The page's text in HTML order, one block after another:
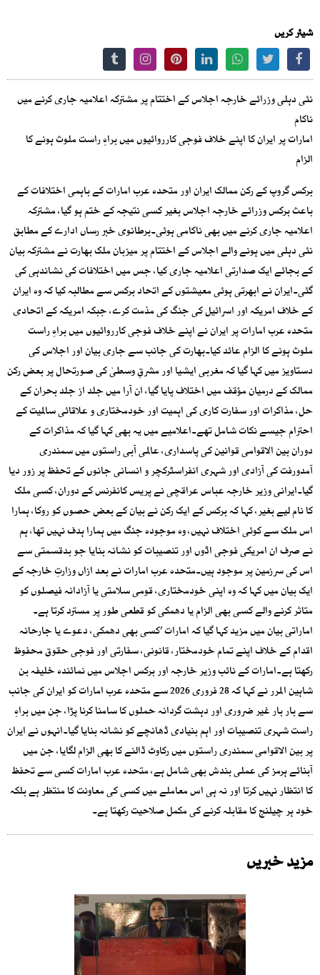
شیئر کریں
نئی دہلی وزرائے خارجہ اجلاس کے اختتام پر مشترکہ اعلامیہ جاری کرنے میں
ناکام
امارات پر ایران کا اپنے خلاف فوجی کارروائیوں میں براہِ راست ملوث ہونے کا
الزام
برکس گروپ کے رکن ممالک ایران اور متحدہ عرب امارات کے باہمی اختلافات کے
باعث برکس وزرائے خارجہ اجلاس بغیر کسی نتیجہ کے ختم ہو گیا، مشترکہ
اعلامیہ جاری کرنے میں بھی ناکامی ہوئی۔برطانوی خبر رساں ادارے کے مطابق
نئی دہلی میں ہونے والے اجلاس کے اختتام پر میزبان ملک بھارت نے مشترکہ بیان
کے بجائے ایک صدارتی اعلامیہ جاری کیا، جس میں اختلافات کی نشاندہی کی
گئی۔ایران نے ابھرتی ہوئی معیشتوں کے اتحاد برکس سے مطالبہ کیا کہ وہ ایران
کے خلاف امریکہ اور اسرائیل کی جنگ کی مذمت کرے، جبکہ امریکہ کے اتحادی
متحدہ عرب امارات پر ایران نے اپنے خلاف فوجی کارروائیوں میں براہِ راست
ملوث ہونے کا الزام عائد کیا۔بھارت کی جانب سے جاری بیان اور اجلاس کی
دستاویز میں کہا گیا کہ مغربی ایشیا اور مشرقِ وسطیٰ کی صورتحال پر بعض رکن
ممالک کے درمیان مؤقف میں اختلاف پایا گیا، ان آرا میں جلد از جلد بحران کے
حل، مذاکرات اور سفارت کاری کی اہمیت اور خودمختاری و علاقائی سالمیت کے
احترام جیسے نکات شامل تھے۔اعلامیے میں یہ بھی کہا گیا کہ مذاکرات کے
دوران بین الاقوامی قوانین کی پاسداری، عالمی آبی راستوں میں سمندری
آمدورفت کی آزادی اور شہری انفراسٹرکچر و انسانی جانوں کے تحفظ پر زور دیا
گیا۔ایرانی وزیر خارجہ عباس عراقچی نے پریس کانفرنس کے دوران، کسی ملک
کا نام لیے بغیر، کہا کہ برکس کے ایک رکن نے بیان کے بعض حصوں کو روکا، ہمارا
اس ملک سے کوئی اختلاف نہیں، وہ موجودہ جنگ میں ہمارا ہدف نہیں تھا، ہم
نے صرف ان امریکی فوجی اڈوں اور تنصیبات کو نشانہ بنایا جو بدقسمتی سے
اس کی سرزمین پر موجود ہیں۔متحدہ عرب امارات نے بعد ازاں وزارتِ خارجہ کے
ایک بیان میں کہا کہ وہ اپنی خودمختاری، قومی سلامتی یا آزادانہ فیصلوں کو
متاثر کرنے والے کسی بھی الزام یا دھمکی کو قطعی طور پر مسترد کرتا ہے۔
اماراتی بیان میں مزید کہا گیا کہ امارات ’کسی بھی دھمکی، دعوے یا جارحانہ
اقدام کے خلاف اپنے تمام خودمختار، قانونی، سفارتی اور فوجی حقوق محفوظ
رکھتا ہے۔امارات کے نائب وزیر خارجہ اور برکس اجلاس میں نمائندہ خلیفہ بن
شاہین المرر نے کہا کہ 28 فروری 2026 سے متحدہ عرب امارات کو ایران کی جانب
سے بار بار غیر ضروری اور دہشت گردانہ حملوں کا سامنا کرنا پڑا، جن میں براہِ
راست شہری تنصیبات اور اہم بنیادی ڈھانچے کو نشانہ بنایا گیا۔انہوں نے ایران
پر بین الاقوامی سمندری راستوں میں رکاوٹ ڈالنے کا بھی الزام لگایا، جن میں
آبنائے ہرمز کی عملی بندش بھی شامل ہے، متحدہ عرب امارات کسی سے تحفظ
کا انتظار نہیں کرتا اور نہ ہی اس معاملے میں کسی کی معاونت کا منتظر ہے بلکہ
خود ہر چیلنج کا مقابلہ کرنے کی مکمل صلاحیت رکھتا ہے۔
مزید خبریں